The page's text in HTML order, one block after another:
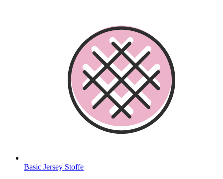
Basic Jersey Stoffe